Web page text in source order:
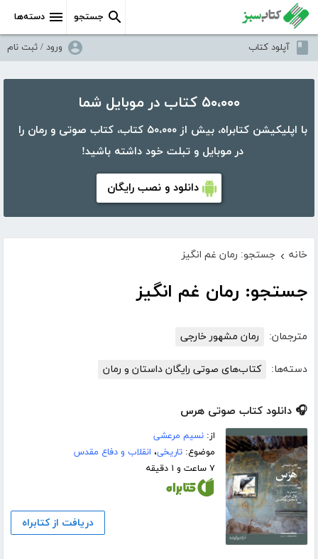
دسته‌ها جستجو
آپلود کتاب ورود / ثبت نام
۵۰،۰۰۰ کتاب در موبایل شما
با اپلیکیشن کتابراه، بیش از ۵۰،۰۰۰ کتاب، کتاب صوتی و رمان را
در موبایل و تبلت خود داشته باشید!
دانلود و نصب رایگان
خانه › جستجو: رمان غم انگیز
جستجو: رمان غم انگیز
مترجمان: رمان مشهور خارجی
دسته‌ها: کتاب‌های صوتی رایگان داستان و رمان
🎧 دانلود کتاب صوتی هرس
از:نسیم مرعشی
موضوع:تاریخی، انقلاب و دفاع مقدس
۷ ساعت و ۱ دقیقه
دریافت از کتابراه